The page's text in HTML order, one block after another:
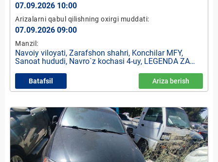
07.09.2026 10:00
Arizalarni qabul qilishning oxirgi muddati:
07.09.2026 09:00
Manzil:
Navoiy viloyati, Zarafshon shahri, Konchilar MFY,
Sanoat hududi, Navro`z kochasi 4-uy, LEGENDA ZAR
Batafsil Ariza berish